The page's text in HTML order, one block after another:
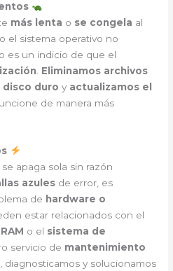
más lenta o se congela al
el sistema operativo no
es un indicio de que el
. Eliminamos archivos
disco duro y actualizamos el
de manera más
apaga sola sin razón
azules de error, es
de hardware o
estar relacionados con el
o el sistema de
servicio de mantenimiento
, diagnosticamos y solucionamos